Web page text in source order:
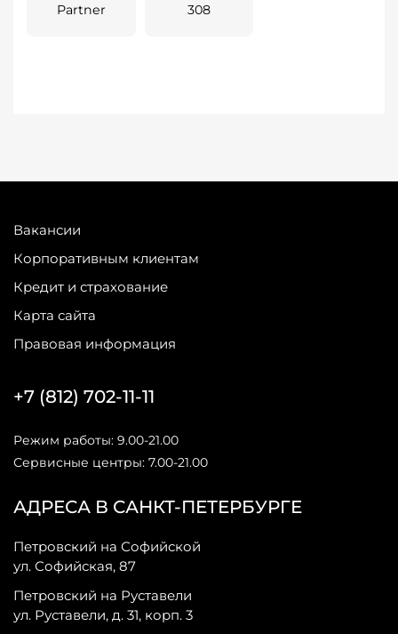
Partner 308
Вакансии
Корпоративным клиентам
Кредит и страхование
Карта сайта
Правовая информация
АДРЕСА В САНКТ-ПЕТЕРБУРГЕ
Петровский на Софийской
ул. Софийская, 87
Петровский на Руставели
ул. Руставели, д. 31, корп. 3
+7 (812) 702-11-11
Режим работы: 9.00-21.00
Сервисные центры: 7.00-21.00